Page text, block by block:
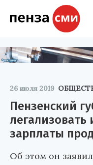
26 июля 2019
Пензенский
легализовать
зарплаты
Об этом он